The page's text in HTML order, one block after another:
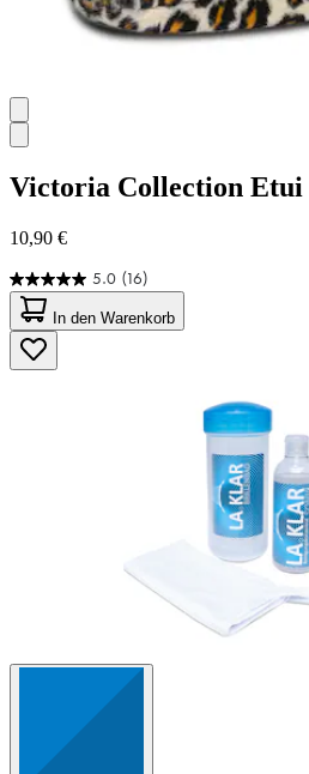
Victoria Collection Etui
10,90 €
5.0 (16)
5.0
von
5
Sternen.
16
In den Warenkorb